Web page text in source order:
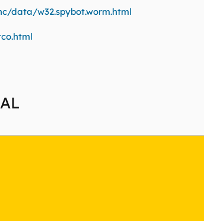
data/w32.spybot.worm.html